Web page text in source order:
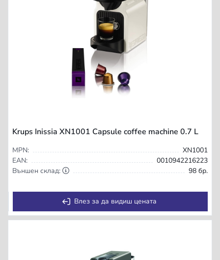
Krups Inissia XN1001 Capsule coffee machine 0.7 L
MPN:
XN1001
EAN:
0010942216223
Външен склад:
98 бр.
Влез за да видиш цената